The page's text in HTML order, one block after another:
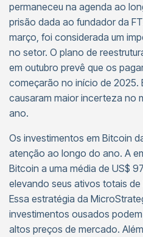
permaneceu na agenda ao
prisão dada ao fundador da
março, foi considerada um
no setor. O plano de
em outubro prevê que os
começarão no início de 2025.
causaram maior incerteza no
ano.
Os investimentos em Bitcoin
atenção ao longo do ano. A
Bitcoin a uma média de US$
elevando seus ativos totais
Essa estratégia da
investimentos ousados
altos preços de mercado.